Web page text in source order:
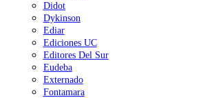
Didot
Dykinson
Ediar
Ediciones UC
Editores Del Sur
Eudeba
Externado
Fontamara